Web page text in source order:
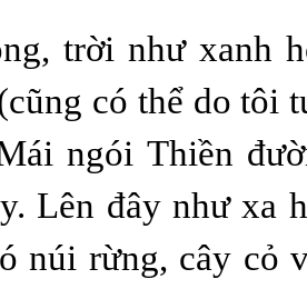
trời như xanh
có thể do tôi
ngói Thiền
Lên đây như xa
núi rừng, cây cỏ